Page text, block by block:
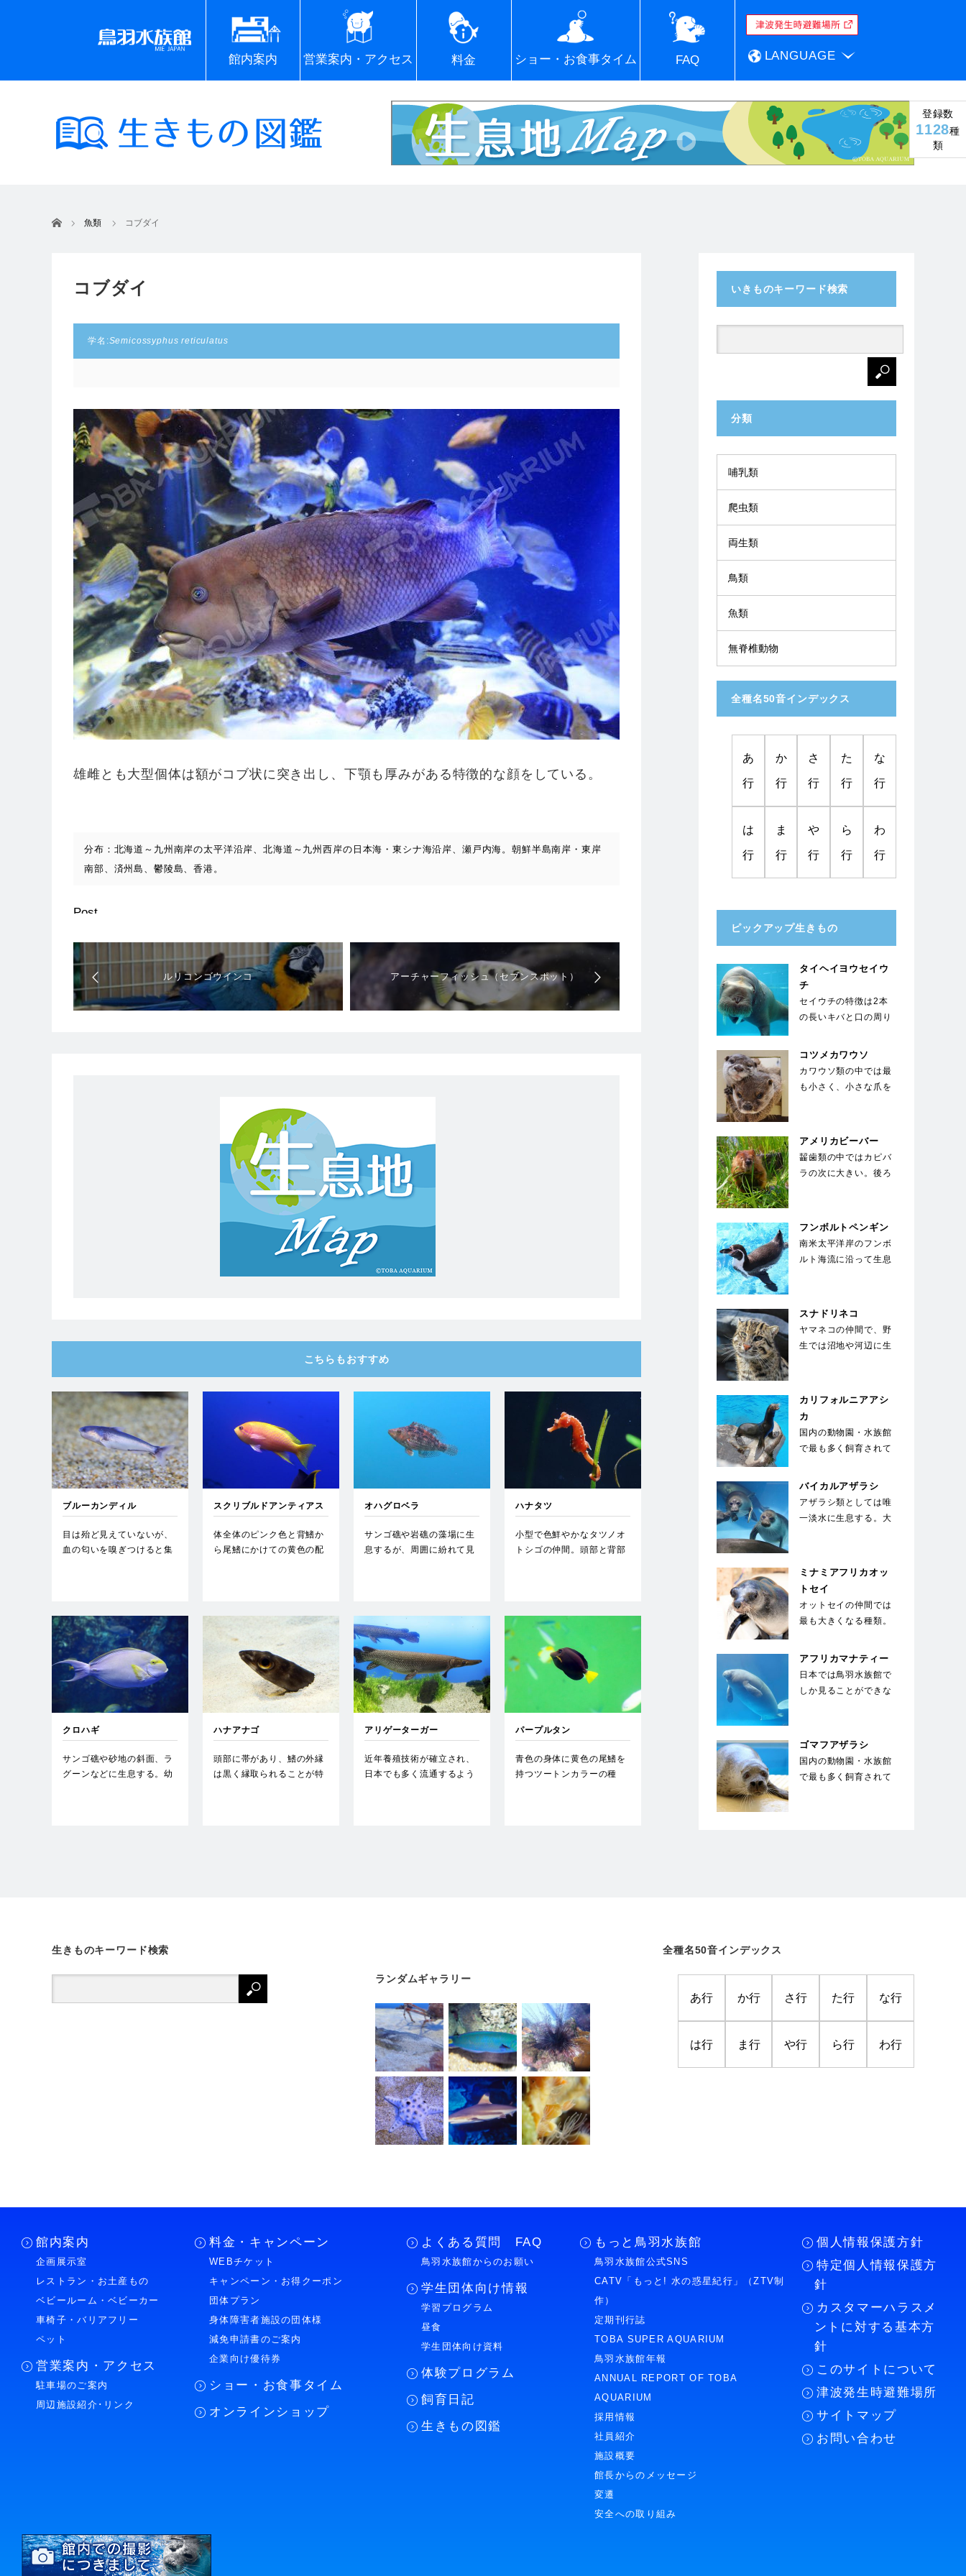
館内案内 営業案内・アクセス 料金 ショー・お食事タイム FAQ LANGUAGE
登録数
1128種
類
ホーム 魚類 コブダイ
コブダイ
学名:Semicossyphus reticulatus
雄雌とも大型個体は額がコブ状に突き出し、下顎も厚みがある特徴的な顔をしている。
分布：北海道～九州南岸の太平洋沿岸、北海道～九州西岸の日本海・東シナ海沿岸、瀬戸内海。朝鮮半島南岸・東岸
南部、済州島、鬱陵島、香港。
Post
ルリコンゴウインコ アーチャーフィッシュ（セブンスポット）
こちらもおすすめ
ブルーカンディル
目は殆ど見えていないが、
血の匂いを嗅ぎつけると集
スクリブルドアンティアス
体全体のピンク色と背鰭か
ら尾鰭にかけての黄色の配
オハグロベラ
サンゴ礁や岩礁の藻場に生
息するが、周囲に紛れて見
ハナタツ
小型で色鮮やかなタツノオ
トシゴの仲間。頭部と背部
クロハギ
サンゴ礁や砂地の斜面、ラ
グーンなどに生息する。幼
ハナアナゴ
頭部に帯があり、鰭の外縁
は黒く縁取られることが特
アリゲーターガー
近年養殖技術が確立され、
日本でも多く流通するよう
パープルタン
青色の身体に黄色の尾鰭を
持つツートンカラーの種
いきものキーワード検索
分類
哺乳類
爬虫類
両生類
鳥類
魚類
無脊椎動物
全種名50音インデックス
あ
行
か
行
さ
行
た
行
な
行
は
行
ま
行
や
行
ら
行
わ
行
ピックアップ生きもの
タイヘイヨウセイウ
チ
セイウチの特徴は2本
の長いキバと口の周り
ゲ。キバは上顎の犬…
コツメカワウソ
カワウソ類の中では最
も小さく、小さな爪を
アメリカビーバー
齧歯類の中ではカピバ
ラの次に大きい。後ろ
フンボルトペンギン
南米太平洋岸のフンボ
ルト海流に沿って生息
スナドリネコ
ヤマネコの仲間で、野
生では沼地や河辺に生
カリフォルニアアシ
カ
国内の動物園・水族館
で最も多く飼育されて
動能力が高く俊敏な
動…
バイカルアザラシ
アザラシ類としては唯
一淡水に生息する。大
ミナミアフリカオッ
トセイ
オットセイの仲間では
最も大きくなる種類。
綿毛のような下毛が
密…
アフリカマナティー
日本では鳥羽水族館で
しか見ることができな
滅…
ゴマフアザラシ
国内の動物園・水族館
で最も多く飼育されて
生きものキーワード検索 全種名50音インデックス
あ行 か行 さ行 た行 な行
は行 ま行 や行 ら行 わ行
ランダムギャラリー
館内案内
企画展示室
レストラン・お土産もの
ベビールーム・ベビーカー
車椅子・バリアフリー
ペット
営業案内・アクセス
駐車場のご案内
周辺施設紹介･リンク
料金・キャンペーン
WEBチケット
キャンペーン・お得クーポン
団体プラン
身体障害者施設の団体様
減免申請書のご案内
企業向け優待券
ショー・お食事タイム
オンラインショップ
よくある質問 FAQ
鳥羽水族館からのお願い
学生団体向け情報
学習プログラム
昼食
学生団体向け資料
体験プログラム
飼育日記
生きもの図鑑
もっと鳥羽水族館
鳥羽水族館公式SNS
CATV「もっと! 水の惑星紀行」（ZTV制
作）
定期刊行誌
TOBA SUPER AQUARIUM
鳥羽水族館年報
ANNUAL REPORT OF TOBA
AQUARIUM
採用情報
社員紹介
施設概要
館長からのメッセージ
変遷
安全への取り組み
個人情報保護方針
特定個人情報保護方
針
カスタマーハラスメ
ントに対する基本方
針
このサイトについて
津波発生時避難場所
サイトマップ
お問い合わせ